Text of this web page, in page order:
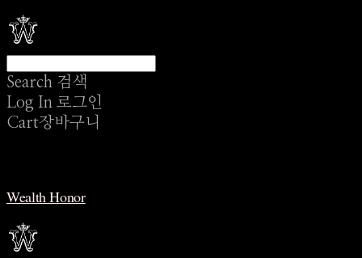
Search 검색
Log In 로그인
Cart장바구니
Wealth Honor